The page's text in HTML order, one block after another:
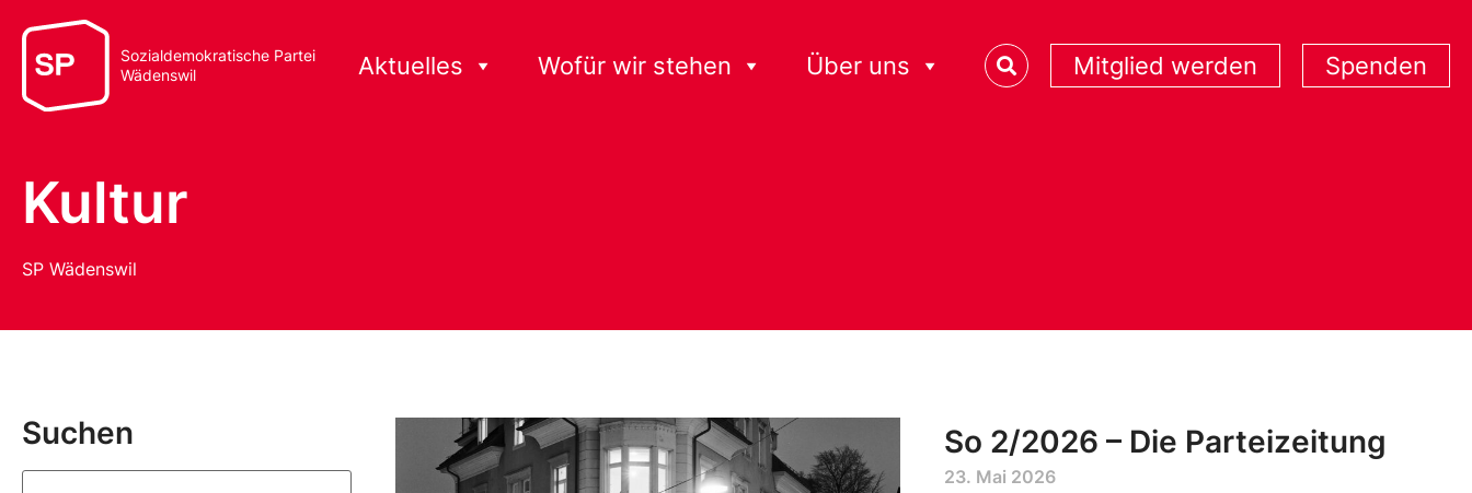
Sozialdemokratische Partei
Wädenswil
Aktuelles Wofür wir stehen Über uns Mitglied werden Spenden
Kultur
SP Wädenswil
Suchen So 2/2026 – Die Parteizeitung
23. Mai 2026